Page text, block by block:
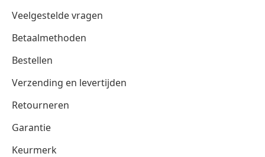
Veelgestelde vragen
Betaalmethoden
Bestellen
Verzending en levertijden
Retourneren
Garantie
Keurmerk